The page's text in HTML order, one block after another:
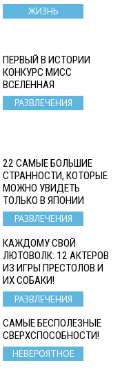
ЖИЗНЬ
ПЕРВЫЙ В ИСТОРИИ
КОНКУРС МИСС
ВСЕЛЕННАЯ
РАЗВЛЕЧЕНИЯ
22 САМЫЕ БОЛЬШИЕ
СТРАННОСТИ, КОТОРЫЕ
МОЖНО УВИДЕТЬ
ТОЛЬКО В ЯПОНИИ
РАЗВЛЕЧЕНИЯ
КАЖДОМУ СВОЙ
ЛЮТОВОЛК: 12 АКТЕРОВ
ИЗ ИГРЫ ПРЕСТОЛОВ И
ИХ СОБАКИ!
РАЗВЛЕЧЕНИЯ
САМЫЕ БЕСПОЛЕЗНЫЕ
СВЕРХСПОСОБНОСТИ!
НЕВЕРОЯТНОЕ